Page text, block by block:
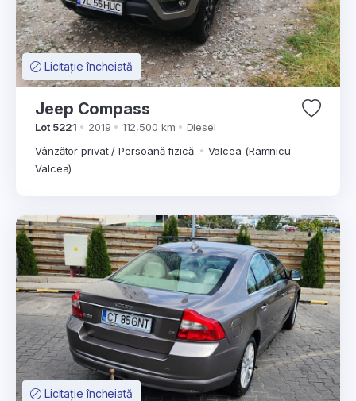
Licitație încheiată
Jeep Compass
Lot 5221 2019 112,500 km
Diesel
Vânzător privat / Persoană fizică
Valcea (Ramnicu
Valcea)
Licitație încheiată